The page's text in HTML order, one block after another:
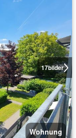
17bilder
Wohnung